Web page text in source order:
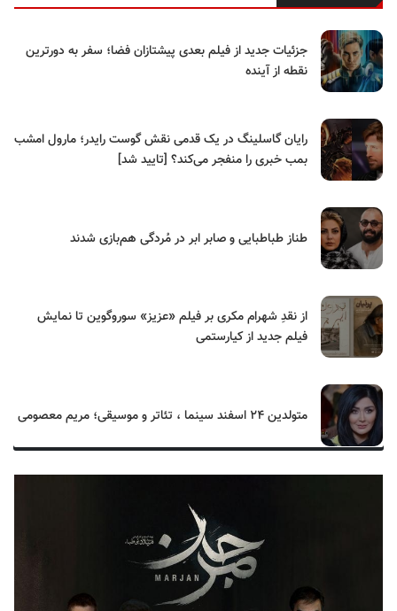
جزئیات جدید از فیلم بعدی پیشتازان فضا؛ سفر به دورترین
نقطه از آینده
رایان گاسلینگ در یک قدمی نقش گوست رایدر؛ مارول امشب
بمب خبری را منفجر می‌کند؟ [تایید شد]
طناز طباطبایی و صابر ابر در مُردگی هم‌بازی شدند
از نقدِ شهرام مکری بر فیلم «عزیز» سوروگوین تا نمایش
فیلم جدید از کیارستمی
متولدین ۲۴ اسفند سینما ، تئاتر و موسیقی؛ مریم معصومی